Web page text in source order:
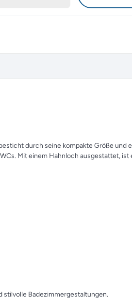
durch seine kompakte Größe
Mit einem Hahnloch ausgestattet,
stilvolle Badezimmergestaltungen.